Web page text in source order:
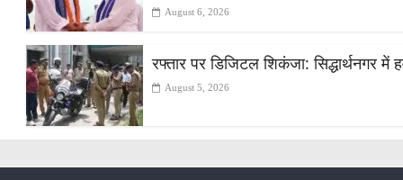
August 6, 2026
रफ्तार पर डिजिटल शिकंजा: सिद्धार्थनगर
August 5, 2026